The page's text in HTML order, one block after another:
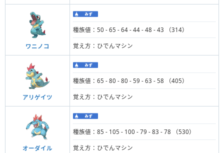
ワニノコ
種族値：50 - 65 - 64 - 44 - 48 - 43 （314）
覚え方：ひでんマシン
アリゲイツ
種族値：65 - 80 - 80 - 59 - 63 - 58 （405）
覚え方：ひでんマシン
オーダイル
種族値：85 - 105 - 100 - 79 - 83 - 78 （530）
覚え方：ひでんマシン